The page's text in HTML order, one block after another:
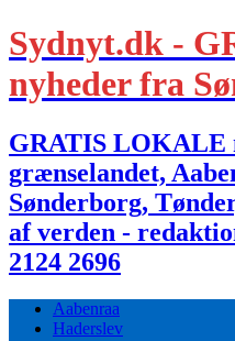
Sydnyt.dk -
nyheder fra
GRATIS LOKALE
grænselandet,
Sønderborg,
af verden -
2124 2696
Aabenraa
Haderslev